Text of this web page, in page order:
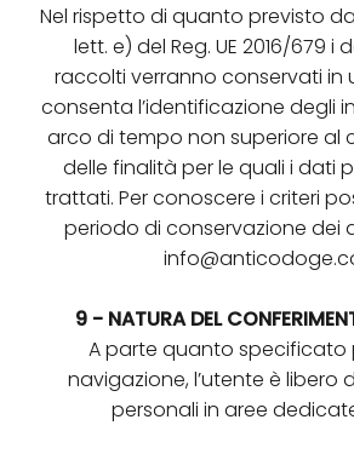
Nel rispetto di quanto previsto
lett. e) del Reg. UE 2016/679 i
raccolti verranno conservati in
consenta l’identificazione degli
arco di tempo non superiore al
delle finalità per le quali i dati
trattati. Per conoscere i criteri
periodo di conservazione dei
9 - NATURA DEL
A parte quanto specificato
navigazione, l’utente è libero
personali in aree